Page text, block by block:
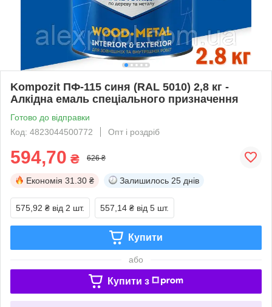
Kompozit ПФ-115 синя (RAL 5010) 2,8 кг -
Алкідна емаль спеціального призначення
Готово до відправки
Код: 4823044500772
Опт і роздріб
594,70 ₴ 626 ₴
Економія 31.30 ₴ Залишилось 25 днів
575,92 ₴ від 2 шт. 557,14 ₴ від 5 шт.
Купити
або
Купити з